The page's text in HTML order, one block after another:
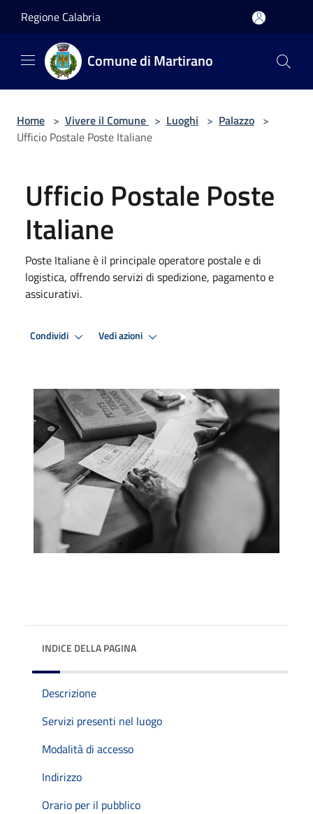
Regione Calabria
Comune di Martirano
Home > Vivere il Comune > Luoghi > Palazzo >
Ufficio Postale Poste Italiane
Ufficio Postale Poste
Italiane
Poste Italiane è il principale operatore postale e di
logistica, offrendo servizi di spedizione, pagamento e
assicurativi.
Condividi Vedi azioni
INDICE DELLA PAGINA
Descrizione
Servizi presenti nel luogo
Modalità di accesso
Indirizzo
Orario per il pubblico